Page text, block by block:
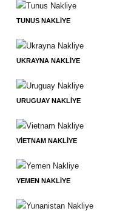
TUNUS NAKLIYE
UKRAYNA NAKLIYE
URUGUAY NAKLIYE
VIETNAM NAKLIYE
YEMEN NAKLIYE